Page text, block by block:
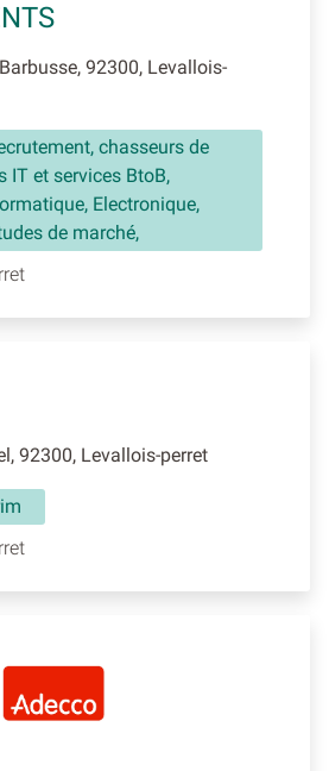
92300, Levallois-
chasseurs de
IT et services BtoB,
Electronique,
de marché,
92300, Levallois-perret